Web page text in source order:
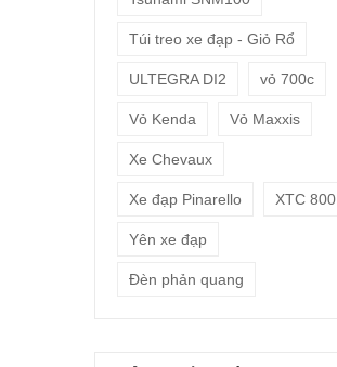
Túi treo xe đạp - Giỏ Rổ
ULTEGRA DI2 vỏ 700c
Vỏ Kenda Vỏ Maxxis
Xe Chevaux
Xe đạp Pinarello XTC 800
Yên xe đạp
Đèn phản quang